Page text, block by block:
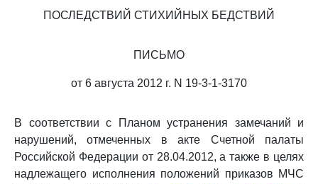
ПОСЛЕДСТВИЙ СТИХИЙНЫХ БЕДСТВИЙ
ПИСЬМО
от 6 августа 2012 г. N 19-3-1-3170
В соответствии с Планом устранения замечаний и
нарушений, отмеченных в акте Счетной палаты
Российской Федерации от 28.04.2012, а также в целях
надлежащего исполнения положений приказов МЧС